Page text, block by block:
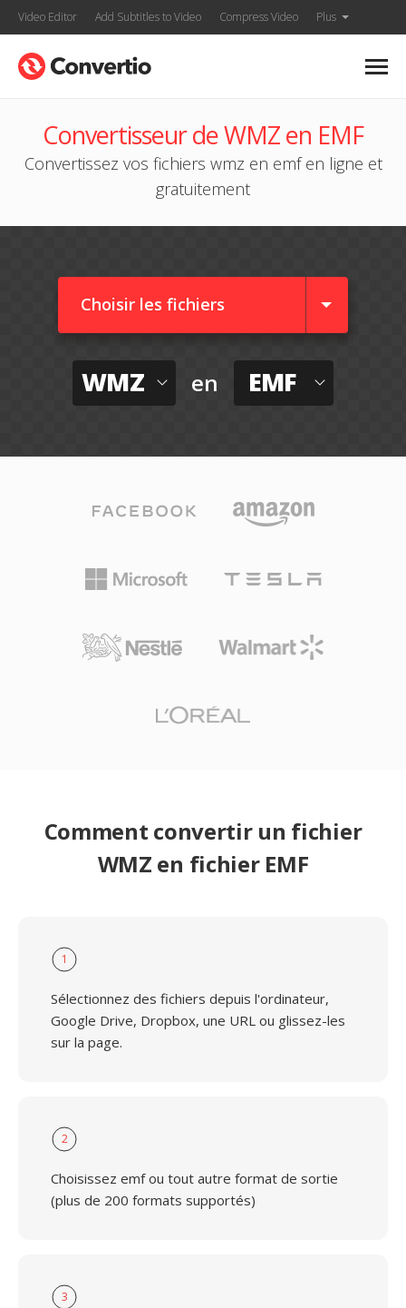
Video Editor Add Subtitles to Video Compress Video Plus
Convertisseur de WMZ en EMF
Convertissez vos fichiers wmz en emf en ligne et
gratuitement
Choisir les fichiers
WMZ en EMF
Comment convertir un fichier
WMZ en fichier EMF
1
Sélectionnez des fichiers depuis l'ordinateur,
Google Drive, Dropbox, une URL ou glissez-les
sur la page.
2
Choisissez emf ou tout autre format de sortie
(plus de 200 formats supportés)
3